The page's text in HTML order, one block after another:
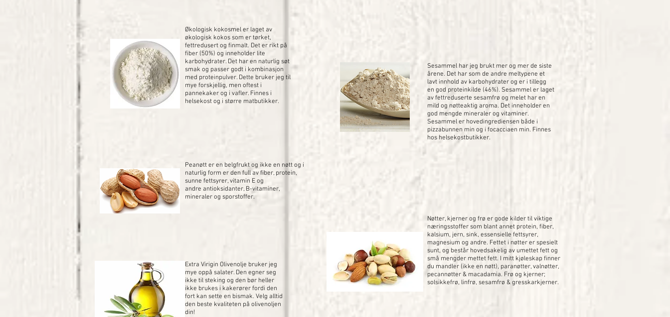
Økologisk kokosmel er laget av
økologisk kokos som er tørket,
fettredusert og finmalt. Det er rikt på
fiber (50%) og inneholder lite
karbohydrater. Det har en naturlig søt
smak og passer godt i kombinasjon
med proteinpulver. Dette bruker jeg til
mye forskjellig, men oftest i
pannekaker og i vafler. Finnes i
helsekost og i større matbutikker.
Sesammel har jeg brukt mer og mer de siste
årene. Det har som de andre meltypene et
lavt innhold av karbohydrater og er i tillegg
en god proteinkilde (46%). Sesammel er laget
av fettreduserte sesamfrø og melet har en
mild og nøtteaktig aroma. Det inneholder en
god mengde mineraler og vitaminer.
Sesammel er hovedingrediensen både i
pizzabunnen min og i focacciaen min. Finnes
hos helsekostbutikker.
Peanøtt er en belgfrukt og ikke en nøtt og i
naturlig form er den full av fiber, protein,
sunne fettsyrer, vitamin E og
andre antioksidanter, B-vitaminer,
mineraler og sporstoffer.
Extra Virigin Olivenolje bruker jeg
mye oppå salater. Den egner seg
ikke til steking og den bør heller
ikke brukes i kakerører fordi den
fort kan sette en bismak. Velg alltid
den beste kvaliteten på olivenoljen
din!
Nøtter, kjerner og frø er gode kilder til viktige
næringsstoffer som blant annet protein, fiber,
kalsium, jern, sink, essensielle fettsyrer,
magnesium og andre. Fettet i nøtter er spesielt
sunt, og består hovedsakelig av umettet fett og
små mengder mettet fett. I mitt kjøleskap finner
du mandler (ikke en nøtt), paranøtter, valnøtter,
pecannøtter & macadamia. Frø og kjerner;
solsikkefrø, linfrø, sesamfrø & gresskarkjerner.